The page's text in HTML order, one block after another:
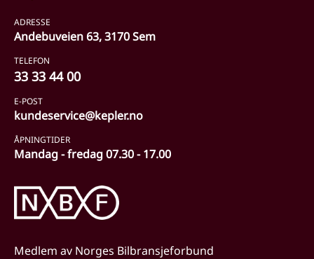
ADRESSE
Andebuveien 63, 3170 Sem
TELEFON
33 33 44 00
E-POST
kundeservice@kepler.no
ÅPNINGTIDER
Mandag - fredag 07.30 - 17.00
Medlem av Norges Bilbransjeforbund